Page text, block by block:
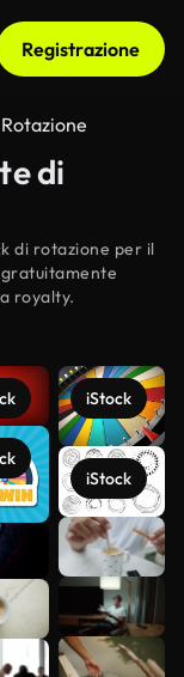
Registrazione
Rotazione
di
di rotazione per il
royalty.
iStock
iStock
Scopri di
più